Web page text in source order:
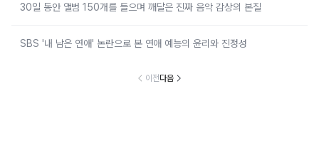
30일 동안 앨범 150개를 들으며 깨달은 진짜 음악 감상의 본질
SBS '내 남은 연애' 논란으로 본 연애 예능의 윤리와 진정성
이전다음